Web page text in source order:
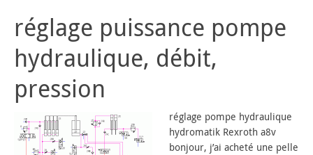
réglage puissance pompe
hydraulique, débit,
pression
réglage pompe hydraulique
hydromatik Rexroth a8v
bonjour, j’ai acheté une pelle